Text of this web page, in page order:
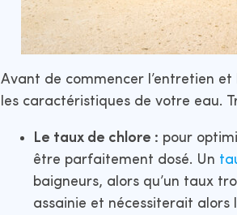
Avant de commencer l’entretien
les caractéristiques de votre eau.
Le taux de chlore : pour
être parfaitement dosé. Un
baigneurs, alors qu’un taux
assainie et nécessiterait alors